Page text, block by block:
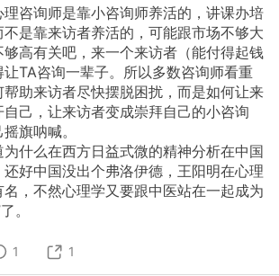
理咨询师是靠小咨询师养活的，讲课办培
是靠来访者养活的，可能跟市场不够大
够高有关吧，来一个来访者（能付得起钱
让TA咨询一辈子。所以多数咨询师看重
帮助来访者尽快摆脱困扰，而是如何让来
己，让来访者变成崇拜自己的小咨询
旗呐喊。
为什么在西方日益式微的精神分析在中国
好中国没出个弗洛伊德，王阳明在心理
，不然心理学又要跟中医站在一起成为
。
1 1